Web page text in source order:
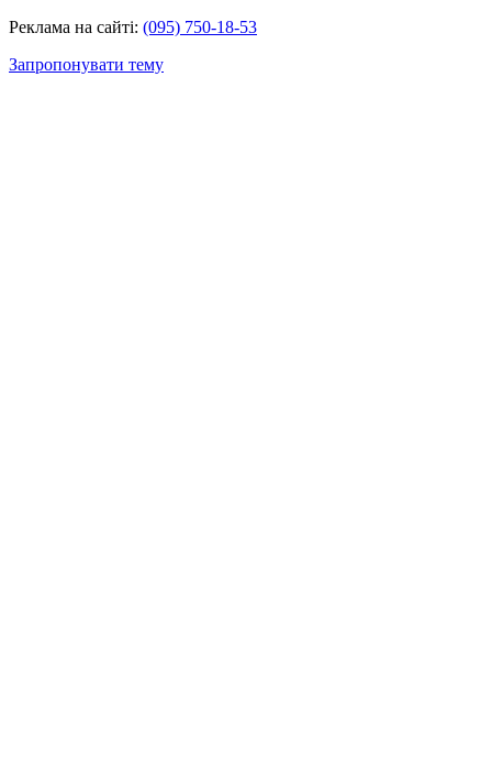
Реклама на сайті: (095) 750-18-53
Запропонувати тему